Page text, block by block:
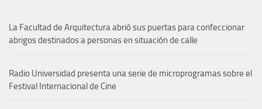
La Facultad de Arquitectura abrió sus puertas para confeccionar
abrigos destinados a personas en situación de calle
Radio Universidad presenta una serie de microprogramas sobre el
Festival Internacional de Cine